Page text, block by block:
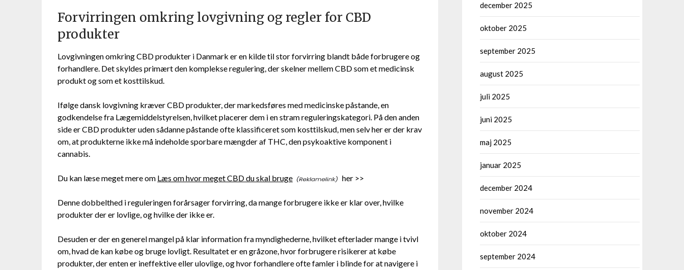
Forvirringen omkring lovgivning og regler for CBD
produkter
Lovgivningen omkring CBD produkter i Danmark er en kilde til stor forvirring blandt både forbrugere og
forhandlere. Det skyldes primært den komplekse regulering, der skelner mellem CBD som et medicinsk
produkt og som et kosttilskud.
Ifølge dansk lovgivning kræver CBD produkter, der markedsføres med medicinske påstande, en
godkendelse fra Lægemiddelstyrelsen, hvilket placerer dem i en stram reguleringskategori. På den anden
side er CBD produkter uden sådanne påstande ofte klassificeret som kosttilskud, men selv her er der krav
om, at produkterne ikke må indeholde sporbare mængder af THC, den psykoaktive komponent i
cannabis.
Du kan læse meget mere om Læs om hvor meget CBD du skal bruge her >>
Denne dobbelthed i reguleringen forårsager forvirring, da mange forbrugere ikke er klar over, hvilke
produkter der er lovlige, og hvilke der ikke er.
Desuden er der en generel mangel på klar information fra myndighederne, hvilket efterlader mange i tvivl
om, hvad de kan købe og bruge lovligt. Resultatet er en gråzone, hvor forbrugere risikerer at købe
produkter, der enten er ineffektive eller ulovlige, og hvor forhandlere ofte famler i blinde for at navigere i
december 2025
oktober 2025
september 2025
august 2025
juli 2025
juni 2025
maj 2025
januar 2025
december 2024
november 2024
oktober 2024
september 2024